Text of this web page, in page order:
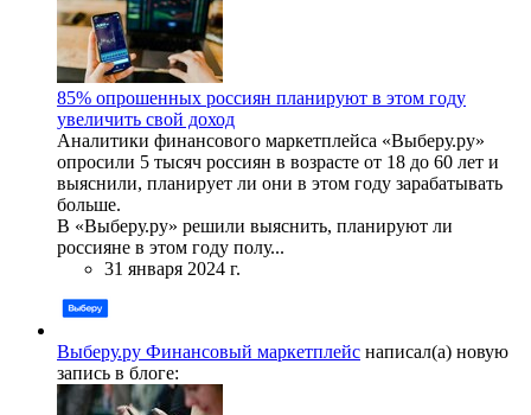
85% опрошенных россиян планируют в этом году
увеличить свой доход
Аналитики финансового маркетплейса «Выберу.ру»
опросили 5 тысяч россиян в возрасте от 18 до 60 лет и
выяснили, планирует ли они в этом году зарабатывать
больше.
В «Выберу.ру» решили выяснить, планируют ли
россияне в этом году полу...
31 января 2024 г.
Выберу.ру Финансовый маркетплейс написал(а) новую
запись в блоге: